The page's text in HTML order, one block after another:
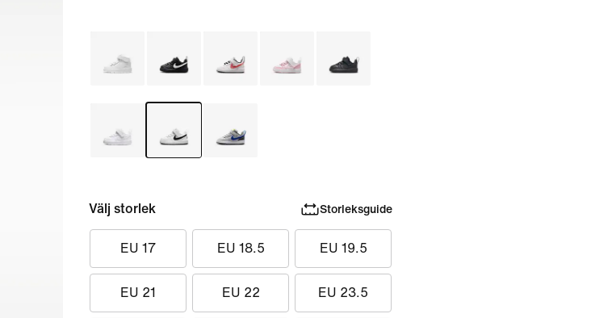
Välj storlek Storleksguide
EU 17 EU 18.5 EU 19.5
EU 21 EU 22 EU 23.5